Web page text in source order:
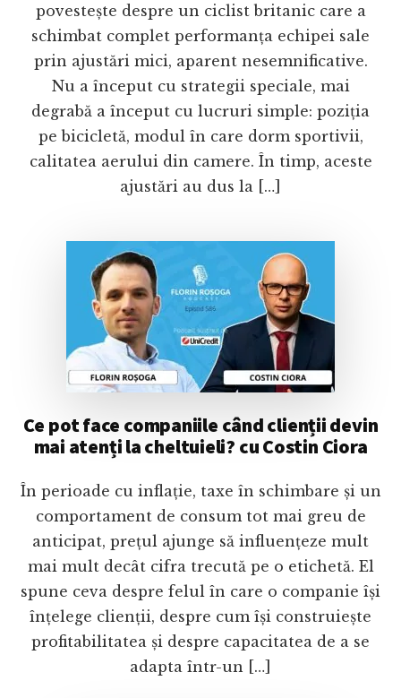
povestește despre un ciclist britanic care a
schimbat complet performanța echipei sale
prin ajustări mici, aparent nesemnificative.
Nu a început cu strategii speciale, mai
degrabă a început cu lucruri simple: poziția
pe bicicletă, modul în care dorm sportivii,
calitatea aerului din camere. În timp, aceste
ajustări au dus la […]
Ce pot face companiile când clienții devin
mai atenți la cheltuieli? cu Costin Ciora
În perioade cu inflație, taxe în schimbare și un
comportament de consum tot mai greu de
anticipat, prețul ajunge să influențeze mult
mai mult decât cifra trecută pe o etichetă. El
spune ceva despre felul în care o companie își
înțelege clienții, despre cum își construiește
profitabilitatea și despre capacitatea de a se
adapta într-un […]